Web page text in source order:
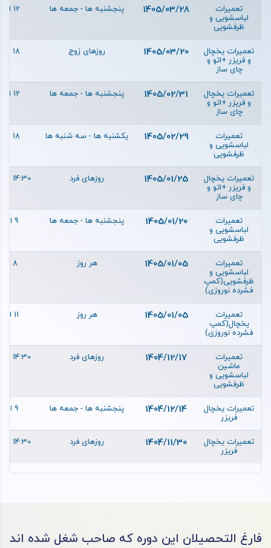
تعمیرات
لباسشویی و
ظرفشویی
1405/03/28 پنجشنبه ها - جمعه ها 12 الی 15
تعمیرات یخچال
و فریزر +اتو و
چای ساز
1405/03/20 روزهای زوج 18 الی 21
تعمیرات یخچال
و فریزر +اتو و
چای ساز
1405/02/31 پنجشنبه ها - جمعه ها 12 الی 15
تعمیرات
لباسشویی و
ظرفشویی
1405/02/29 یکشنبه ها - سه شنبه ها 18 الی 21
تعمیرات یخچال
و فریزر +اتو و
چای ساز
1405/01/25 روزهای فرد 14:30 الی 17:30
تعمیرات
لباسشویی و
ظرفشویی
1405/01/20 پنجشنبه ها - جمعه ها 9 الی 12
تعمیرات
لباسشویی و
ظرفشویی(کمپ
فشرده نوروزی)
1405/01/05 هر روز 8 الی 11
تعمیرات
یخچال(کمپ
فشرده نوروزی)
1405/01/05 هر روز 11 الی 14
تعمیرات
ماشین
لباسشویی و
ظرفشویی
1404/12/17 روزهای فرد 14:30 الی 17:30
تعمیرات یخچال
فریزر
1404/12/14 پنجشنبه ها - جمعه ها 9 الی 12
تعمیرات یخچال
فریزر
1404/11/30 روزهای فرد 14:30 الی 17:30
فارغ التحصیلان این دوره که صاحب شغل شده اند